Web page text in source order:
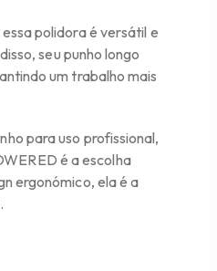
polidora é versátil e
seu punho longo
um trabalho mais
para uso profissional,
é a escolha
ergonómico, ela é a